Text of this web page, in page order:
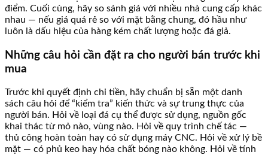
điểm. Cuối cùng, hãy so sánh giá với nhiều nhà cung cấp khác
nhau — nếu giá quá rẻ so với mặt bằng chung, đó hầu như
luôn là dấu hiệu của hàng kém chất lượng hoặc đá giả.
Những câu hỏi cần đặt ra cho người bán trước khi
mua
Trước khi quyết định chi tiền, hãy chuẩn bị sẵn một danh
sách câu hỏi để “kiểm tra” kiến thức và sự trung thực của
người bán. Hỏi về loại đá cụ thể được sử dụng, nguồn gốc
khai thác từ mỏ nào, vùng nào. Hỏi về quy trình chế tác —
thủ công hoàn toàn hay có sử dụng máy CNC. Hỏi về xử lý bề
mặt — có phủ keo hay hóa chất bóng nào không. Hỏi về tính